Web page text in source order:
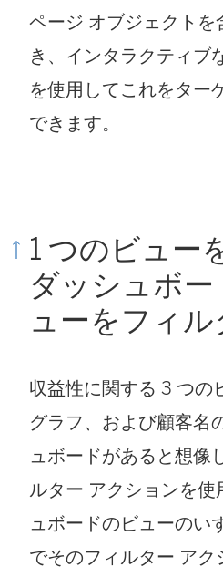
ページ オブジェクトを
き、インタラクティブ
を使用してこれをター
できます。
1 つのビュー
ダッシュボ
ューをフィル
収益性に関する 3 つの
グラフ、および顧客名
ュボードがあると想像
ルター アクションを
ュボードのビューのい
でそのフィルター アク